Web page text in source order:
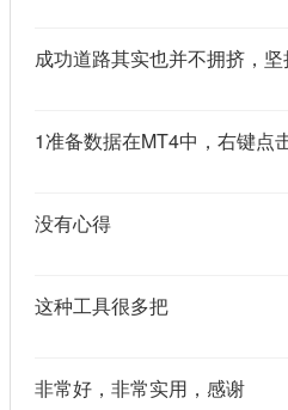
没有心得
这种工具很多把
非常好，非常实用，感谢